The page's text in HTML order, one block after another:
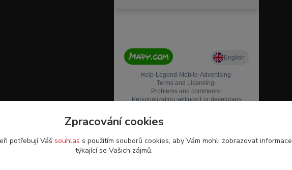
Zpracování cookies
potřebují Váš souhlas s použitím souborů cookies, aby Vám mohli zobrazovat informace
týkající se Vašich zájmů.